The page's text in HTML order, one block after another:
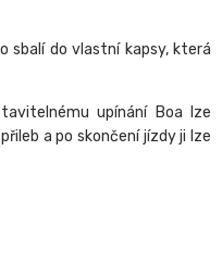
sbalí do vlastní kapsy, která
upínání Boa lze
a po skončení jízdy ji lze